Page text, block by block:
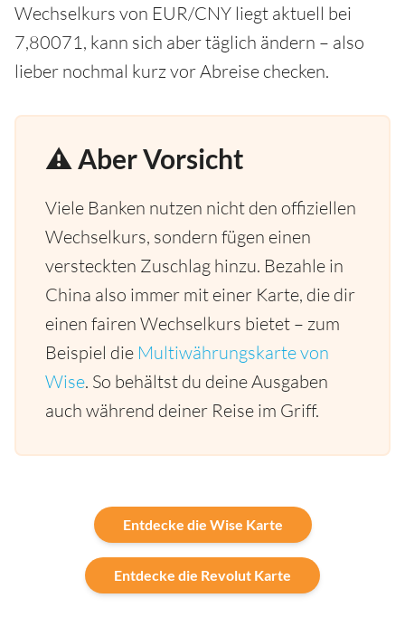
Wechselkurs von EUR/CNY liegt aktuell bei
7,80071, kann sich aber täglich ändern – also
lieber nochmal kurz vor Abreise checken.
⚠️ Aber Vorsicht
Viele Banken nutzen nicht den offiziellen
Wechselkurs, sondern fügen einen
versteckten Zuschlag hinzu. Bezahle in
China also immer mit einer Karte, die dir
einen fairen Wechselkurs bietet – zum
Beispiel die Multiwährungskarte von
Wise. So behältst du deine Ausgaben
auch während deiner Reise im Griff.
Entdecke die Wise Karte
Entdecke die Revolut Karte